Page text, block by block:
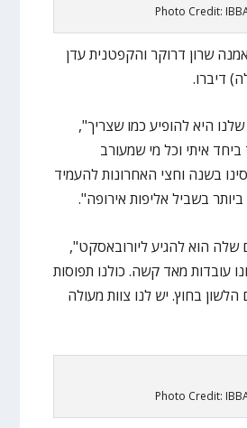
Photo Credit:
שרון דרוקר והקפטנית עדן
דיברו.
היא להופיע כמו שצריך",
איתי וכל מי שמעורב
בשנה וחצי האחרונות להעמיד
בשביל אליפות אירופה".
הוא להגיע ליורובאסקט",
עובדות מאד קשה. כולנו תפוסות
הלשון בחוץ. יש לנו צוות מעולה
Photo Credit: